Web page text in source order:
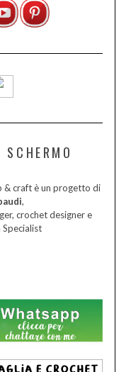
& craft è un progetto di
,
crochet designer e
Specialist